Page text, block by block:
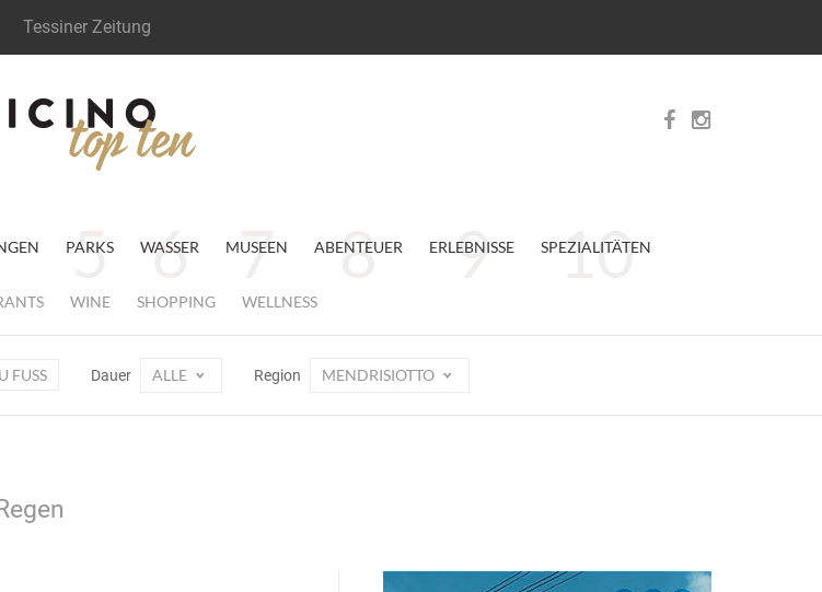
Tessiner Zeitung
PARKS WASSER MUSEEN ABENTEUER ERLEBNISSE SPEZIALITÄTEN
WINE SHOPPING WELLNESS
FUSS Dauer ALLE Region MENDRISIOTTO